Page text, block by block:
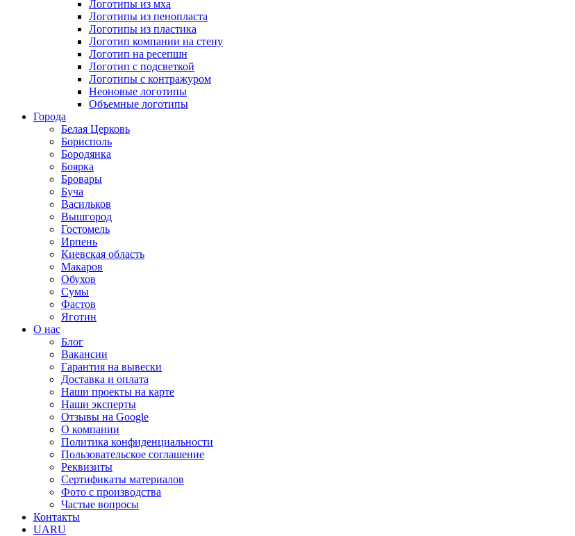
Логотипы из мха
Логотипы из пенопласта
Логотипы из пластика
Логотип компании на стену
Логотип на ресепшн
Логотип с подсветкой
Логотипы с контражуром
Неоновые логотипы
Объемные логотипы
Города
Белая Церковь
Борисполь
Бородянка
Боярка
Бровары
Буча
Васильков
Вышгород
Гостомель
Ирпень
Киевская область
Макаров
Обухов
Сумы
Фастов
Яготин
О нас
Блог
Вакансии
Гарантия на вывески
Доставка и оплата
Наши проекты на карте
Наши эксперты
Отзывы на Google
О компании
Политика конфиденциальности
Пользовательское соглашение
Реквизиты
Сертификаты материалов
Фото с производства
Частые вопросы
Контакты
UARU